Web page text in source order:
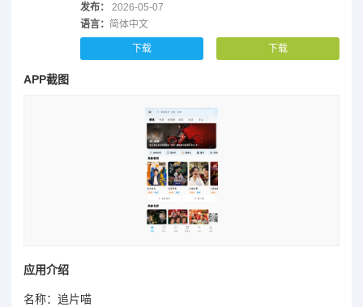
发布：
2026-05-07
语言： 简体中文
下载 下载
APP截图
应用介绍
名称：追片喵